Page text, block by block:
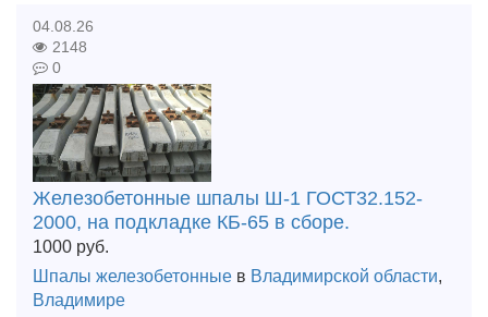
04.08.26
2148
0
Железобетонные шпалы Ш-1 ГОСТ32.152-
2000, на подкладке КБ-65 в сборе.
1000 руб.
Шпалы железобетонные в Владимирской области,
Владимире